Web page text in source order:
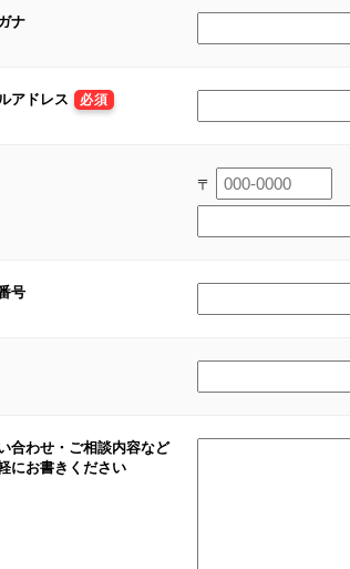
ナ
アドレス 必須
〒
号
合わせ・ご相談内容など
にお書きください